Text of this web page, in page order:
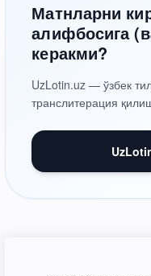
Матнларни
алифбосига
керакми?
UzLotin.uz — ўзбек
транслитерация